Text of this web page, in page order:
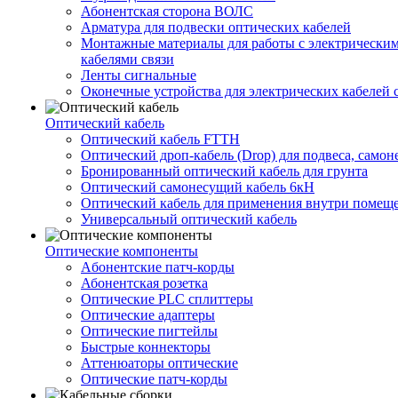
Абонентская сторона ВОЛС
Арматура для подвески оптических кабелей
Монтажные материалы для работы с
кабелями связи
Ленты сигнальные
Оконечные устройства для электрических кабелей
Оптический кабель
Оптический кабель FTTH
Оптический дроп-кабель (Drop) для подвеса,
Бронированный оптический кабель для грунта
Оптический самонесущий кабель 6кН
Оптический кабель для применения внутри
Универсальный оптический кабель
Оптические компоненты
Aбонентские патч-корды
Абонентская розетка
Оптические PLC сплиттеры
Оптические адаптеры
Оптические пигтейлы
Быстрые коннекторы
Аттенюаторы оптические
Оптические патч-корды